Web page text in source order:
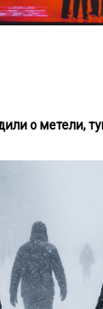
о метели,